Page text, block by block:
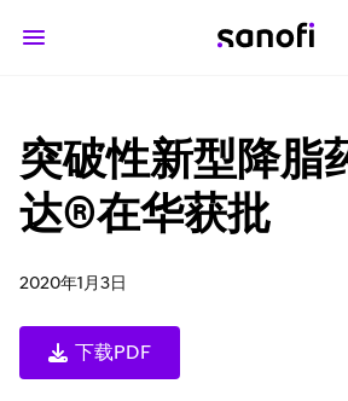
突破性新型降脂
达®在华获批
2020年1月3日
下载PDF